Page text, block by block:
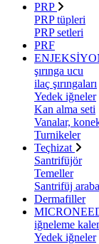
PRP
PRP tüpleri
PRP setleri
PRF
şırınga ucu
ilaç şırıngaları
Yedek iğneler
Kan alma seti
Vanalar,
Turnikeler
Teçhizat
Santrifüjör
Temeller
Santrifüj
Dermafiller
iğneleme
Yedek iğneler